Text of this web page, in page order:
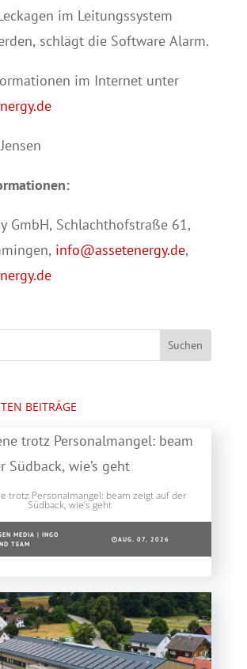
im Leitungssystem
schlägt die Software Alarm.
im Internet unter
GmbH, Schlachthofstraße 61,
info@assetenergy.de,
BEITRÄGE
trotz Personalmangel: beam zeigt auf der
Südback, wie’s geht
MEDIA | INGO
TEAM
AUG. 07, 2026